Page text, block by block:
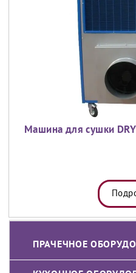
ПРАЧЕЧНОЕ
Машина для сушки